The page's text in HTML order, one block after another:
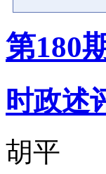
第180
时政述
胡平